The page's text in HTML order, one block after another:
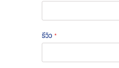
รีวิว